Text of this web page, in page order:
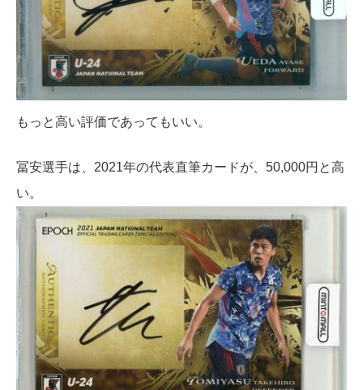
もっと高い評価であってもいい。
冨安選手は、2021年の代表直筆カードが、50,000円と高
い。